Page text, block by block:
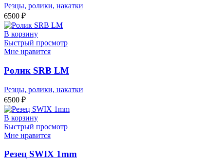
Резцы, ролики, накатки
6500 ₽
В корзину
Быстрый просмотр
Мне нравится
Ролик SRB LM
Резцы, ролики, накатки
6500 ₽
В корзину
Быстрый просмотр
Мне нравится
Резец SWIX 1mm